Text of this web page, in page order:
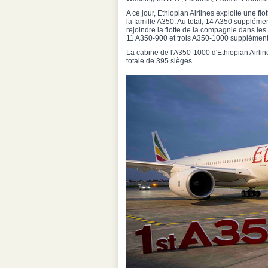
A ce jour, Ethiopian Airlines exploite une
la famille A350. Au total, 14 A350
rejoindre la flotte de la compagnie dans
11 A350-900 et trois A350-1000
La cabine de l'A350-1000 d'Ethiopian
totale de 395 sièges.